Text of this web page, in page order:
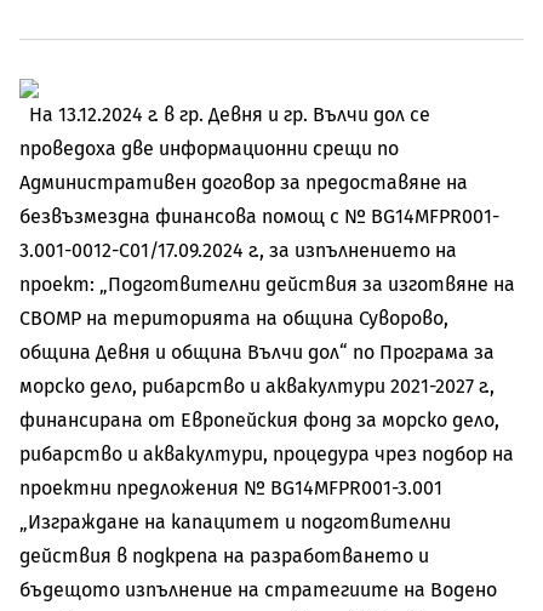
На 13.12.2024 г. в гр. Девня и гр. Вълчи дол се
проведоха две информационни срещи по
Административен договор за предоставяне на
безвъзмездна финансова помощ с № BG14MFPR001-
3.001-0012-C01/17.09.2024 г., за изпълнението на
проект: „Подготвителни действия за изготвяне на
СВОМР на територията на община Суворово,
община Девня и община Вълчи дол“ по Програма за
морско дело, рибарство и аквакултури 2021-2027 г.,
финансирана от Европейския фонд за морско дело,
рибарство и аквакултури, процедура чрез подбор на
проектни предложения № BG14MFPR001-3.001
„Изграждане на капацитет и подготвителни
действия в подкрепа на разработването и
бъдещото изпълнение на стратегиите на Водено